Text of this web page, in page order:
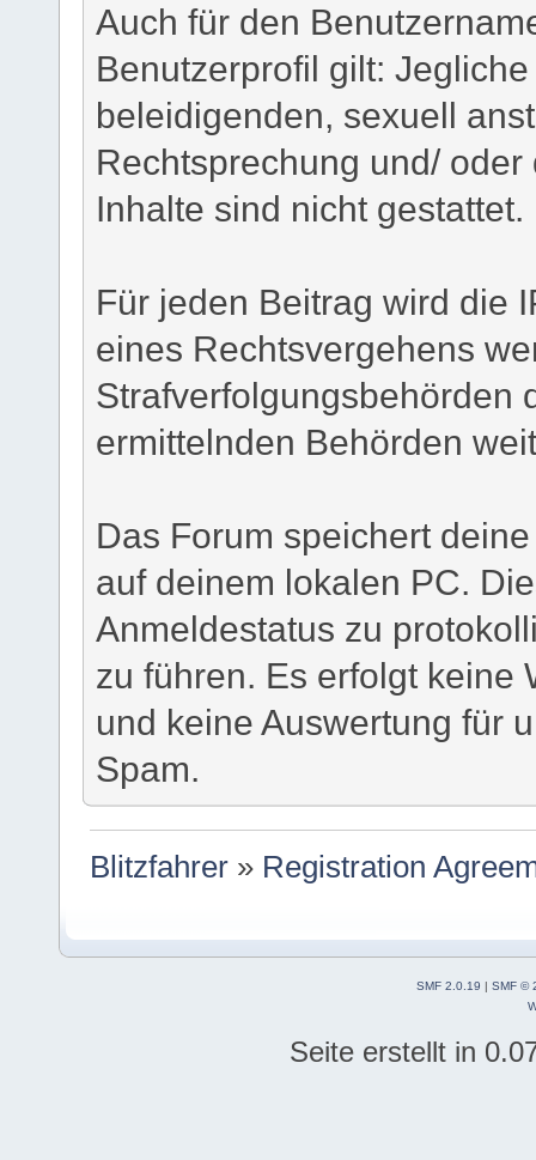
Auch für den
Benutzerprofil gilt:
beleidigenden, sexuell
Rechtsprechung und/
Inhalte sind nicht gestattet.
Für jeden Beitrag wird die
eines Rechtsvergehens
Strafverfolgungsbehörden
ermittelnden Behörden
Das Forum speichert
auf deinem lokalen PC.
Anmeldestatus zu
zu führen. Es erfolgt keine
und keine Auswertung für
Spam.
Blitzfahrer » Registration
SMF 2.0.19 | SMF ©
Seite erstellt in